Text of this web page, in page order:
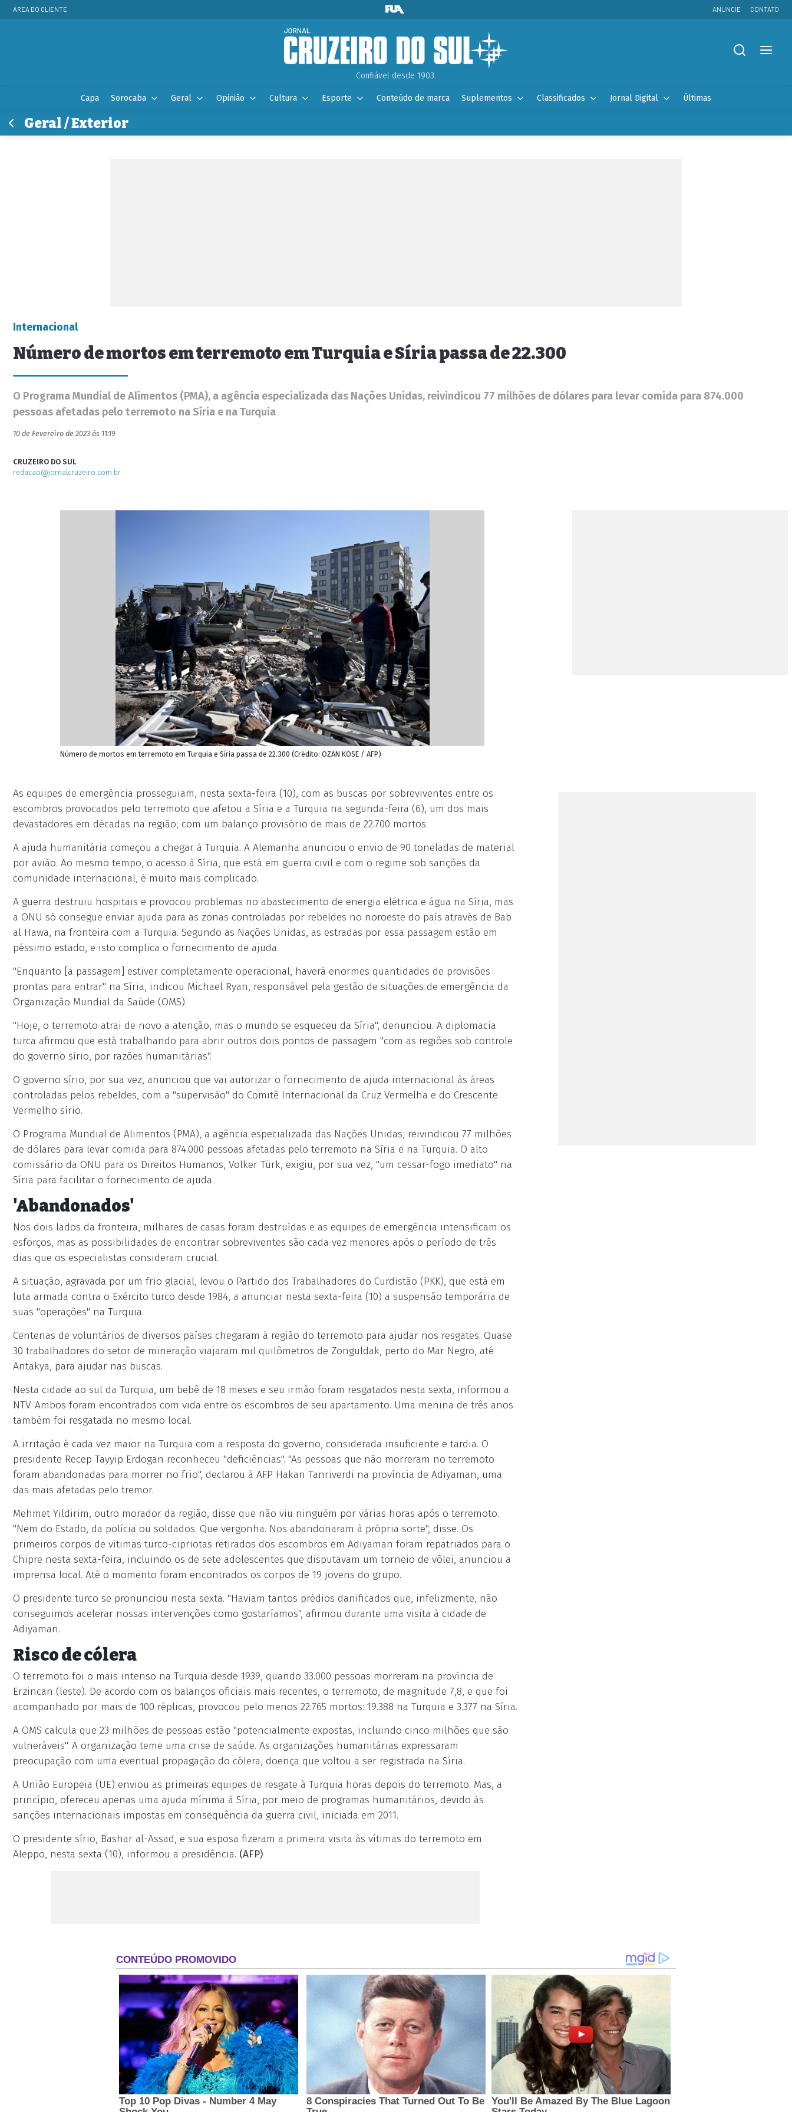
ÁREA DO CLIENTE ANUNCIE CONTATO
Confiável desde 1903.
Capa Sorocaba Geral Opinião Cultura Esporte Conteúdo de marca Suplementos Classificados Jornal Digital Últimas
Geral / Exterior
Internacional
Número de mortos em terremoto em Turquia e Síria passa de 22.300
O Programa Mundial de Alimentos (PMA), a agência especializada das Nações Unidas, reivindicou 77 milhões de dólares para levar comida para 874.000
pessoas afetadas pelo terremoto na Síria e na Turquia
10 de Fevereiro de 2023 às 11:19
CRUZEIRO DO SUL
redacao@jornalcruzeiro.com.br
Número de mortos em terremoto em Turquia e Síria passa de 22.300 (Crédito: OZAN KOSE / AFP)
As equipes de emergência prosseguiam, nesta sexta-feira (10), com as buscas por sobreviventes entre os
escombros provocados pelo terremoto que afetou a Síria e a Turquia na segunda-feira (6), um dos mais
devastadores em décadas na região, com um balanço provisório de mais de 22.700 mortos.
A ajuda humanitária começou a chegar à Turquia. A Alemanha anunciou o envio de 90 toneladas de material
por avião. Ao mesmo tempo, o acesso à Síria, que está em guerra civil e com o regime sob sanções da
comunidade internacional, é muito mais complicado.
A guerra destruiu hospitais e provocou problemas no abastecimento de energia elétrica e água na Síria, mas
a ONU só consegue enviar ajuda para as zonas controladas por rebeldes no noroeste do país através de Bab
al Hawa, na fronteira com a Turquia. Segundo as Nações Unidas, as estradas por essa passagem estão em
péssimo estado, e isto complica o fornecimento de ajuda.
"Enquanto [a passagem] estiver completamente operacional, haverá enormes quantidades de provisões
prontas para entrar" na Síria, indicou Michael Ryan, responsável pela gestão de situações de emergência da
Organização Mundial da Saúde (OMS).
"Hoje, o terremoto atrai de novo a atenção, mas o mundo se esqueceu da Síria", denunciou. A diplomacia
turca afirmou que está trabalhando para abrir outros dois pontos de passagem "com as regiões sob controle
do governo sírio, por razões humanitárias".
O governo sírio, por sua vez, anunciou que vai autorizar o fornecimento de ajuda internacional às áreas
controladas pelos rebeldes, com a "supervisão" do Comitê Internacional da Cruz Vermelha e do Crescente
Vermelho sírio.
O Programa Mundial de Alimentos (PMA), a agência especializada das Nações Unidas, reivindicou 77 milhões
de dólares para levar comida para 874.000 pessoas afetadas pelo terremoto na Síria e na Turquia. O alto
comissário da ONU para os Direitos Humanos, Volker Türk, exigiu, por sua vez, "um cessar-fogo imediato" na
Síria para facilitar o fornecimento de ajuda.
'Abandonados'
Nos dois lados da fronteira, milhares de casas foram destruídas e as equipes de emergência intensificam os
esforços, mas as possibilidades de encontrar sobreviventes são cada vez menores após o período de três
dias que os especialistas consideram crucial.
A situação, agravada por um frio glacial, levou o Partido dos Trabalhadores do Curdistão (PKK), que está em
luta armada contra o Exército turco desde 1984, a anunciar nesta sexta-feira (10) a suspensão temporária de
suas "operações" na Turquia.
Centenas de voluntários de diversos países chegaram à região do terremoto para ajudar nos resgates. Quase
30 trabalhadores do setor de mineração viajaram mil quilômetros de Zonguldak, perto do Mar Negro, até
Antakya, para ajudar nas buscas.
Nesta cidade ao sul da Turquia, um bebê de 18 meses e seu irmão foram resgatados nesta sexta, informou a
NTV. Ambos foram encontrados com vida entre os escombros de seu apartamento. Uma menina de três anos
também foi resgatada no mesmo local.
A irritação é cada vez maior na Turquia com a resposta do governo, considerada insuficiente e tardia. O
presidente Recep Tayyip Erdogan reconheceu "deficiências". "As pessoas que não morreram no terremoto
foram abandonadas para morrer no frio", declarou à AFP Hakan Tanriverdi na província de Adiyaman, uma
das mais afetadas pelo tremor.
Mehmet Yildirim, outro morador da região, disse que não viu ninguém por várias horas após o terremoto.
"Nem do Estado, da polícia ou soldados. Que vergonha. Nos abandonaram à própria sorte", disse. Os
primeiros corpos de vítimas turco-cipriotas retirados dos escombros em Adiyaman foram repatriados para o
Chipre nesta sexta-feira, incluindo os de sete adolescentes que disputavam um torneio de vôlei, anunciou a
imprensa local. Até o momento foram encontrados os corpos de 19 jovens do grupo.
O presidente turco se pronunciou nesta sexta. "Haviam tantos prédios danificados que, infelizmente, não
conseguimos acelerar nossas intervenções como gostaríamos", afirmou durante uma visita à cidade de
Adiyaman.
Risco de cólera
O terremoto foi o mais intenso na Turquia desde 1939, quando 33.000 pessoas morreram na província de
Erzincan (leste). De acordo com os balanços oficiais mais recentes, o terremoto, de magnitude 7,8, e que foi
acompanhado por mais de 100 réplicas, provocou pelo menos 22.765 mortos: 19.388 na Turquia e 3.377 na Síria.
A OMS calcula que 23 milhões de pessoas estão "potencialmente expostas, incluindo cinco milhões que são
vulneráveis". A organização teme uma crise de saúde. As organizações humanitárias expressaram
preocupação com uma eventual propagação do cólera, doença que voltou a ser registrada na Síria.
A União Europeia (UE) enviou as primeiras equipes de resgate à Turquia horas depois do terremoto. Mas, a
princípio, ofereceu apenas uma ajuda mínima à Síria, por meio de programas humanitários, devido às
sanções internacionais impostas em consequência da guerra civil, iniciada em 2011.
O presidente sírio, Bashar al-Assad, e sua esposa fizeram a primeira visita às vítimas do terremoto em
Aleppo, nesta sexta (10), informou a presidência. (AFP)